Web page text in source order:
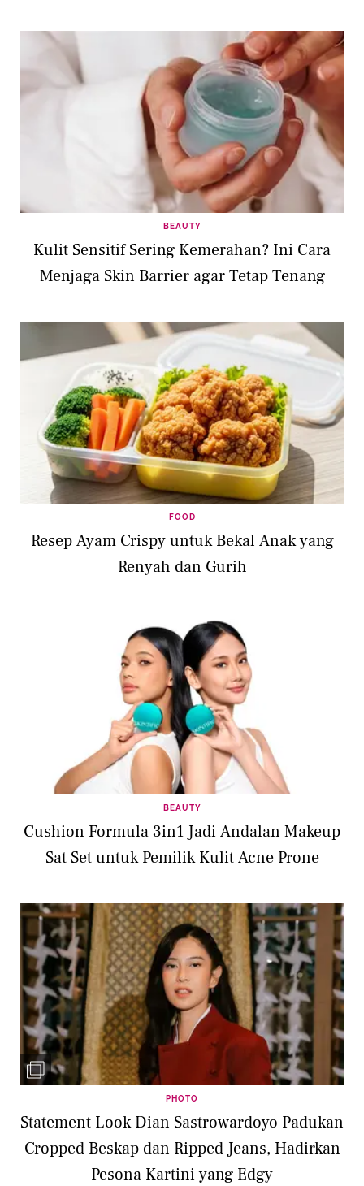
BEAUTY
Kulit Sensitif Sering Kemerahan? Ini Cara
Menjaga Skin Barrier agar Tetap Tenang
FOOD
Resep Ayam Crispy untuk Bekal Anak yang
Renyah dan Gurih
BEAUTY
Cushion Formula 3in1 Jadi Andalan Makeup
Sat Set untuk Pemilik Kulit Acne Prone
PHOTO
Statement Look Dian Sastrowardoyo Padukan
Cropped Beskap dan Ripped Jeans, Hadirkan
Pesona Kartini yang Edgy